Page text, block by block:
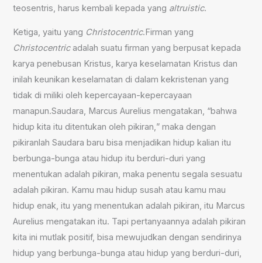
teosentris, harus kembali kepada yang altruistic.
Ketiga, yaitu yang Christocentric. Firman yang
Christocentricadalah suatu firman yang berpusat kepada
karya penebusan Kristus, karya keselamatan Kristus dan
inilah keunikan keselamatan di dalam kekristenan yang
tidak di miliki oleh kepercayaan-kepercayaan
manapun.Saudara, Marcus Aurelius mengatakan, “bahwa
hidup kita itu ditentukan oleh pikiran,” maka dengan
pikiranlah Saudara baru bisa menjadikan hidup kalian itu
berbunga-bunga atau hidup itu berduri-duri yang
menentukan adalah pikiran, maka penentu segala sesuatu
adalah pikiran. Kamu mau hidup susah atau kamu mau
hidup enak, itu yang menentukan adalah pikiran, itu Marcus
Aurelius mengatakan itu. Tapi pertanyaannya adalah pikiran
kita ini mutlak positif, bisa mewujudkan dengan sendirinya
hidup yang berbunga-bunga atau hidup yang berduri-duri,